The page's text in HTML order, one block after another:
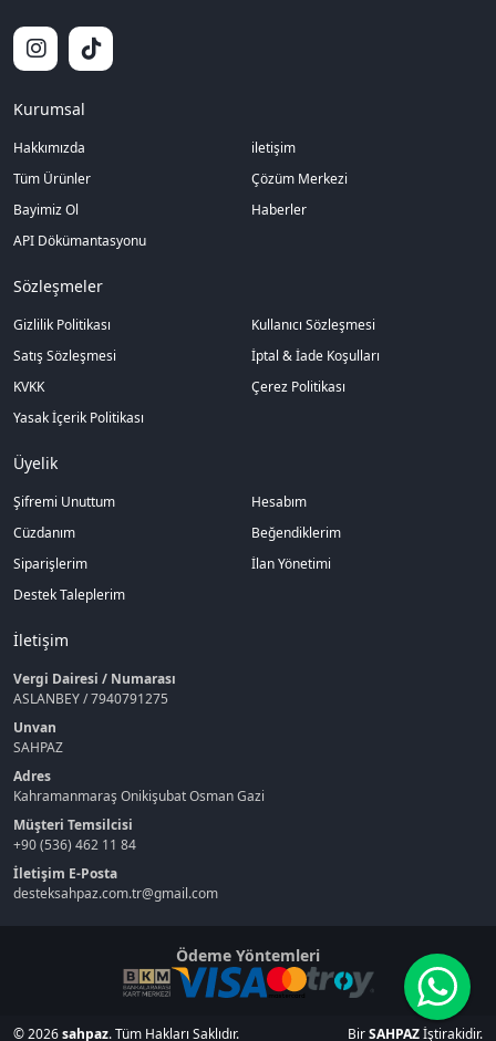
Kurumsal
Hakkımızda
iletişim
Tüm Ürünler
Çözüm Merkezi
Bayimiz Ol
Haberler
API Dökümantasyonu
Sözleşmeler
Gizlilik Politikası
Kullanıcı Sözleşmesi
Satış Sözleşmesi
İptal & İade Koşulları
KVKK
Çerez Politikası
Yasak İçerik Politikası
Üyelik
Şifremi Unuttum
Hesabım
Cüzdanım
Beğendiklerim
Siparişlerim
İlan Yönetimi
Destek Taleplerim
İletişim
Vergi Dairesi / Numarası
ASLANBEY / 7940791275
Unvan
SAHPAZ
Adres
Kahramanmaraş Onikişubat Osman Gazi
Müşteri Temsilcisi
+90 (536) 462 11 84
İletişim E-Posta
desteksahpaz.com.tr@gmail.com
Ödeme Yöntemleri
© 2026sahpaz. Tüm Hakları Saklıdır. BirSAHPAZİştirakidir.